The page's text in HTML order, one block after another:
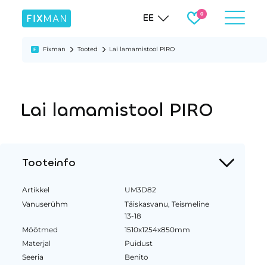
EE
Fixman Tooted Lai lamamistool PIRO
Lai lamamistool PIRO
Tooteinfo
Artikkel
UM3D82
Vanuserühm
Täiskasvanu, Teismeline
13-18
Mõõtmed
1510x1254x850mm
Materjal
Puidust
Seeria
Benito